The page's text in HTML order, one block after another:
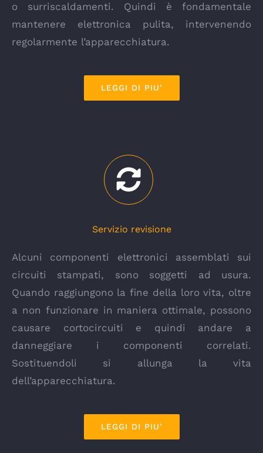
o surriscaldamenti. Quindi è fondamentale
mantenere elettronica pulita, intervenendo
regolarmente l’apparecchiatura.
LEGGI DI PIU’
Servizio revisione
Alcuni componenti elettronici assemblati sui
circuiti stampati, sono soggetti ad usura.
Quando raggiungono la fine della loro vita, oltre
a non funzionare in maniera ottimale, possono
causare cortocircuiti e quindi andare a
danneggiare i componenti correlati.
Sostituendoli si allunga la vita
dell’apparecchiatura.
LEGGI DI PIU’